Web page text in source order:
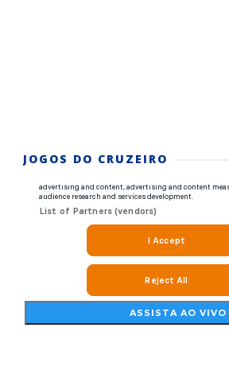
JOGOS DO CRUZEIRO